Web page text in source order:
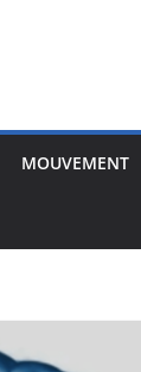
MOUVEMENT